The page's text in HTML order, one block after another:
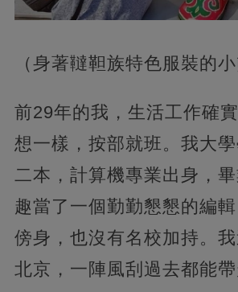
（身著韃靼族特色服裝的小
前29年的我，生活工作確
想一樣，按部就班。我大
二本，計算機專業出身，
趣當了一個勤勤懇懇的編
傍身，也沒有名校加持。
北京，一陣風刮過去都能帶